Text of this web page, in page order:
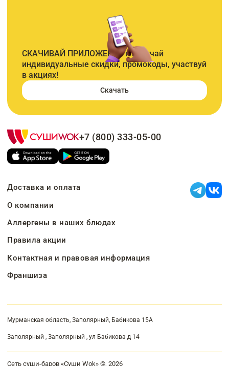
СКАЧИВАЙ ПРИЛОЖЕНИЕ и получай
индивидуальные скидки, промокоды, участвуй
в акциях!
Скачать
+7 (800) 333-05-00
Доставка и оплата
О компании
Аллергены в наших блюдах
Правила акции
Контактная и правовая информация
Франшиза
Мурманская область, Заполярный, Бабикова 15А
Заполярный , Заполярный , ул Бабикова д 14
Сеть суши-баров «Суши Wok» ©, 2026